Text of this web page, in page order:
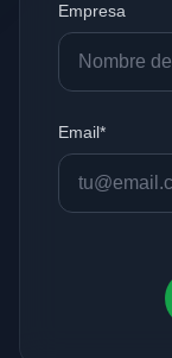
Empresa
Email*